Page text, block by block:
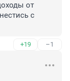
от
с
+19 –1